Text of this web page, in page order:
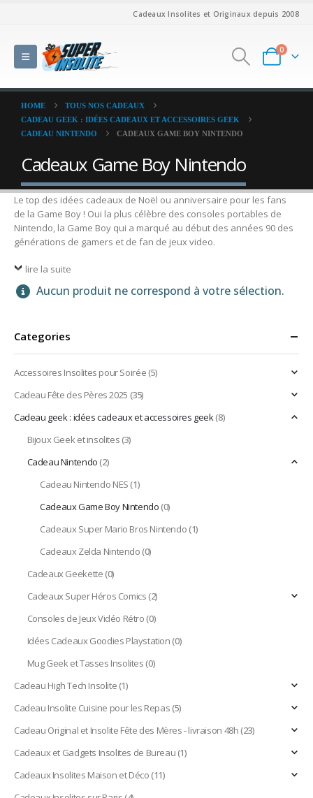
Cadeaux Insolites et Originaux depuis 2008
0
HOME
TOUS NOS CADEAUX
CADEAU GEEK : IDÉES CADEAUX ET ACCESSOIRES GEEK
CADEAU NINTENDO
CADEAUX GAME BOY NINTENDO
Cadeaux Game Boy Nintendo
Le top des idées cadeaux de Noël ou anniversaire pour les fans
de la Game Boy ! Oui la plus célèbre des consoles portables de
Nintendo, la Game Boy qui a marqué au début des années 90 des
générations de gamers et de fan de jeux video.
lire la suite
Aucun produit ne correspond à votre sélection.
Categories
Accessoires Insolites pour Soirée(5)
Cadeau Fête des Pères 2025 (35)
Cadeau geek : idées cadeaux et accessoires geek(8)
Bijoux Geek et insolites(3)
Cadeau Nintendo(2)
Cadeau Nintendo NES(1)
Cadeaux Game Boy Nintendo(0)
Cadeaux Super Mario Bros Nintendo(1)
Cadeaux Zelda Nintendo(0)
Cadeaux Geekette(0)
Cadeaux Super Héros Comics(2)
Consoles de Jeux Vidéo Rétro(0)
Idées Cadeaux Goodies Playstation(0)
Mug Geek et Tasses Insolites(0)
Cadeau High Tech Insolite(1)
Cadeau Insolite Cuisine pour les Repas(5)
Cadeau Original et Insolite Fête des Mères - livraison 48h(23)
Cadeaux et Gadgets Insolites de Bureau(1)
Cadeaux Insolites Maison et Déco(11)